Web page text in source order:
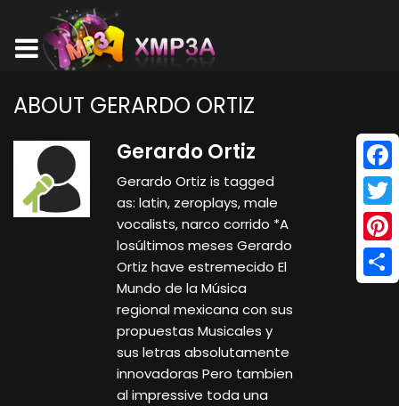
ABOUT GERARDO ORTIZ
Gerardo Ortiz
Gerardo Ortiz is tagged
as: latin, zeroplays, male
vocalists, narco corrido *A
losúltimos meses Gerardo
Ortiz have estremecido El
Mundo de la Música
regional mexicana con sus
propuestas Musicales y
sus letras absolutamente
innovadoras Pero tambien
al impressive toda una